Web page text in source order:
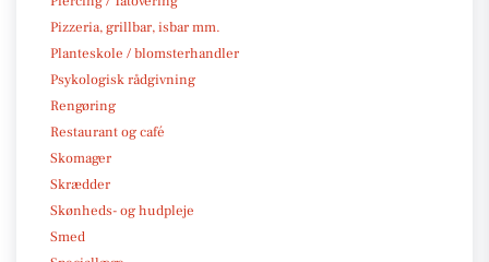
Pizzeria, grillbar, isbar mm.
Planteskole / blomsterhandler
Psykologisk rådgivning
Rengøring
Restaurant og café
Skomager
Skrædder
Skønheds- og hudpleje
Smed